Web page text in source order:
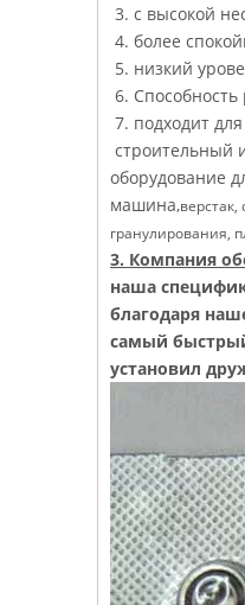
3. с высокой
4. более
5. низкий
6.
7. подходит
строительный
оборудование
машина,
гранулирования,
3. Компания
наша
благодаря
самый
установил